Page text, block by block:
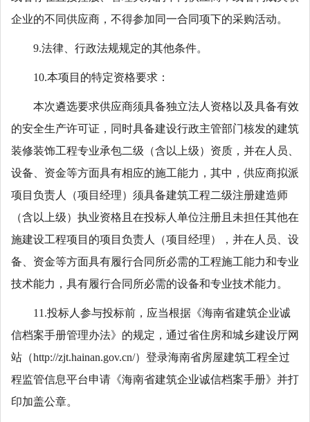
企业的不同供应商，不得参加同一合同项下的采购活动。
9.法律、行政法规规定的其他条件。
10.本项目的特定资格要求：
本次遴选要求供应商须具备独立法人资格以及具备有效
的安全生产许可证，同时具备建设行政主管部门核发的建筑
装修装饰工程专业承包二级（含以上级）资质，并在人员、
设备、资金等方面具有相应的施工能力，其中，供应商拟派
项目负责人（项目经理）须具备建筑工程二级注册建造师
（含以上级）执业资格且在投标人单位注册且未担任其他在
施建设工程项目的项目负责人（项目经理），并在人员、设
备、资金等方面具有履行合同所必需的工程施工能力和专业
技术能力，具有履行合同所必需的设备和专业技术能力。
11.投标人参与投标前，应当根据《海南省建筑企业诚
信档案手册管理办法》的规定，通过省住房和城乡建设厅网
站（http://zjt.hainan.gov.cn/）登录海南省房屋建筑工程全过
程监管信息平台申请《海南省建筑企业诚信档案手册》并打
印加盖公章。